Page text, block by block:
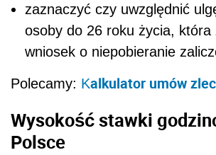
zaznaczyć czy uwzględnić
osoby do 26 roku życia, która
wniosek o niepobieranie
Polecamy: Kalkulator umów
Wysokość stawki
Polsce